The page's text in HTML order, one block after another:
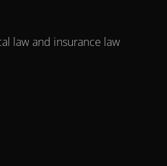
law and insurance law